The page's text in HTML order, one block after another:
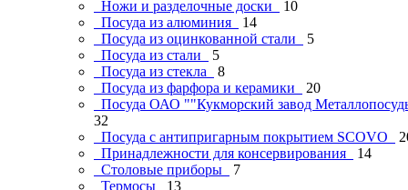
Ножи и разделочные доски
10
Посуда из алюминия
14
Посуда из оцинкованной стали
5
Посуда из стали
5
Посуда из стекла
8
Посуда из фарфора и керамики
20
Посуда ОАО ""Кукморский завод
32
Посуда с антипригарным покрытием SCOVO
Принадлежности для консервирования
14
Столовые приборы
7
Термосы
13